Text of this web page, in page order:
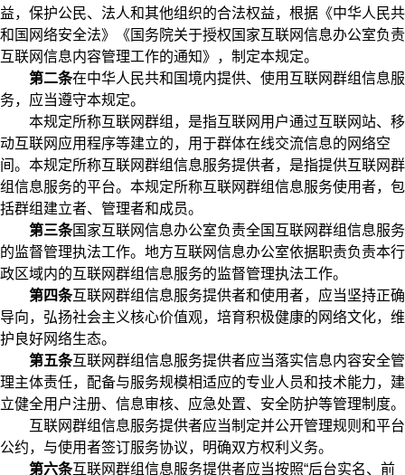
益，保护公民、法人和其他组织的合法权益，根据《中华人民共
和国网络安全法》《国务院关于授权国家互联网信息办公室负责
互联网信息内容管理工作的通知》，制定本规定。
第二条在中华人民共和国境内提供、使用互联网群组信息服
务，应当遵守本规定。
本规定所称互联网群组，是指互联网用户通过互联网站、移
动互联网应用程序等建立的，用于群体在线交流信息的网络空
间。本规定所称互联网群组信息服务提供者，是指提供互联网群
组信息服务的平台。本规定所称互联网群组信息服务使用者，包
括群组建立者、管理者和成员。
第三条国家互联网信息办公室负责全国互联网群组信息服务
的监督管理执法工作。地方互联网信息办公室依据职责负责本行
政区域内的互联网群组信息服务的监督管理执法工作。
第四条互联网群组信息服务提供者和使用者，应当坚持正确
导向，弘扬社会主义核心价值观，培育积极健康的网络文化，维
护良好网络生态。
第五条互联网群组信息服务提供者应当落实信息内容安全管
理主体责任，配备与服务规模相适应的专业人员和技术能力，建
立健全用户注册、信息审核、应急处置、安全防护等管理制度。
互联网群组信息服务提供者应当制定并公开管理规则和平台
公约，与使用者签订服务协议，明确双方权利义务。
第六条互联网群组信息服务提供者应当按照“后台实名、前